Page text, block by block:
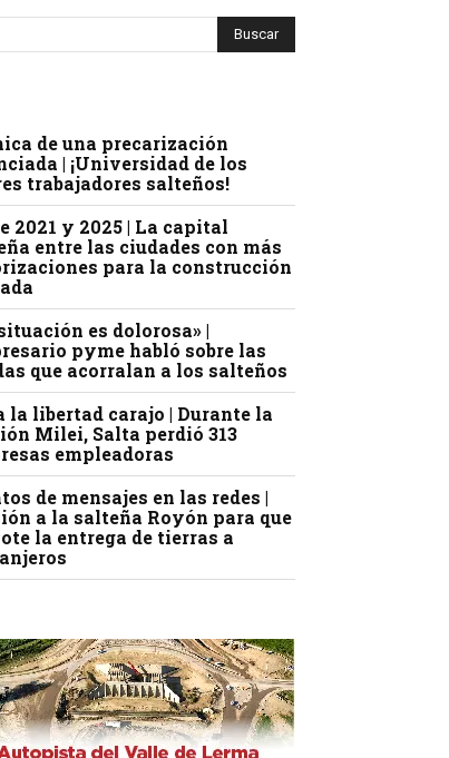
de una precarización
| ¡Universidad de los
trabajadores salteños!
2021 y 2025 | La capital
entre las ciudades con más
para la construcción
es dolorosa» |
pyme habló sobre las
que acorralan a los salteños
la libertad carajo | Durante la
Milei, Salta perdió 313
empleadoras
de mensajes en las redes |
a la salteña Royón para que
la entrega de tierras a